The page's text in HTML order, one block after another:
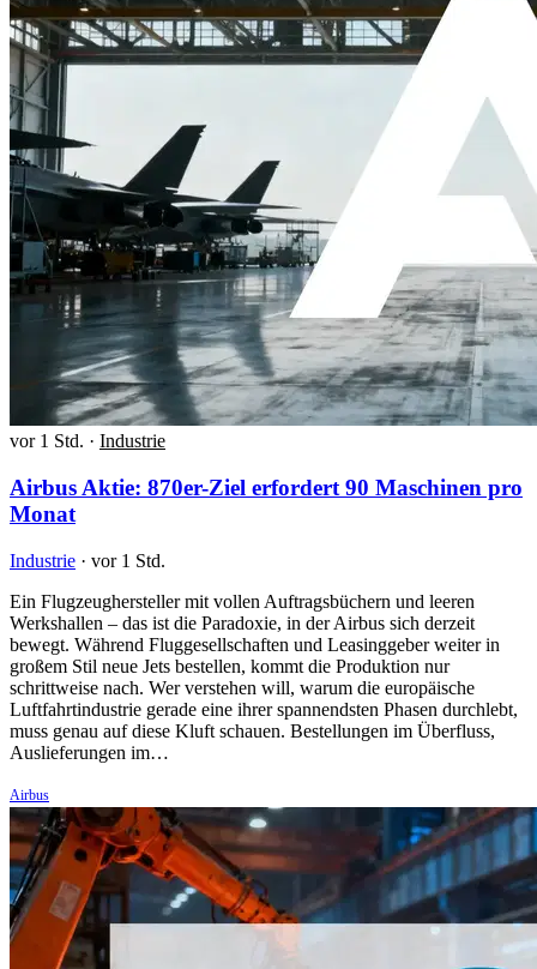
vor 1 Std. · Industrie
Airbus Aktie: 870er-Ziel erfordert 90 Maschinen pro
Monat
Industrie · vor 1 Std.
Ein Flugzeughersteller mit vollen Auftragsbüchern und leeren
Werkshallen – das ist die Paradoxie, in der Airbus sich derzeit
bewegt. Während Fluggesellschaften und Leasinggeber weiter in
großem Stil neue Jets bestellen, kommt die Produktion nur
schrittweise nach. Wer verstehen will, warum die europäische
Luftfahrtindustrie gerade eine ihrer spannendsten Phasen durchlebt,
muss genau auf diese Kluft schauen. Bestellungen im Überfluss,
Auslieferungen im…
Airbus